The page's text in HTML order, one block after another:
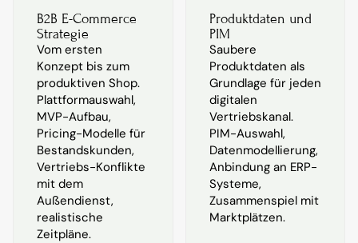
B2B E-Commerce
Strategie
Vom ersten
Konzept bis zum
produktiven Shop.
Plattformauswahl,
MVP-Aufbau,
Pricing-Modelle für
Bestandskunden,
Vertriebs-Konflikte
mit dem
Außendienst,
realistische
Zeitpläne.
Produktdaten und
PIM
Saubere
Produktdaten als
Grundlage für jeden
digitalen
Vertriebskanal.
PIM-Auswahl,
Datenmodellierung,
Anbindung an ERP-
Systeme,
Zusammenspiel mit
Marktplätzen.